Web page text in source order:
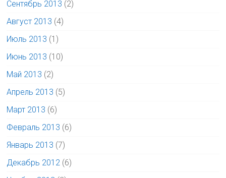
Сентябрь 2013 (2)
Август 2013 (4)
Июль 2013 (1)
Июнь 2013 (10)
Май 2013 (2)
Апрель 2013 (5)
Март 2013 (6)
Февраль 2013 (6)
Январь 2013 (7)
Декабрь 2012 (6)